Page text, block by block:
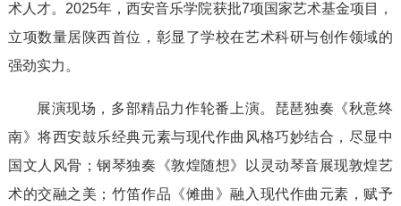
术人才。2025年，西安音乐学院获批7项国家艺术基金项目，
立项数量居陕西首位，彰显了学校在艺术科研与创作领域的
强劲实力。
展演现场，多部精品力作轮番上演。琵琶独奏《秋意终
南》将西安鼓乐经典元素与现代作曲风格巧妙结合，尽显中
国文人风骨；钢琴独奏《敦煌随想》以灵动琴音展现敦煌艺
术的交融之美；竹笛作品《傩曲》融入现代作曲元素，赋予